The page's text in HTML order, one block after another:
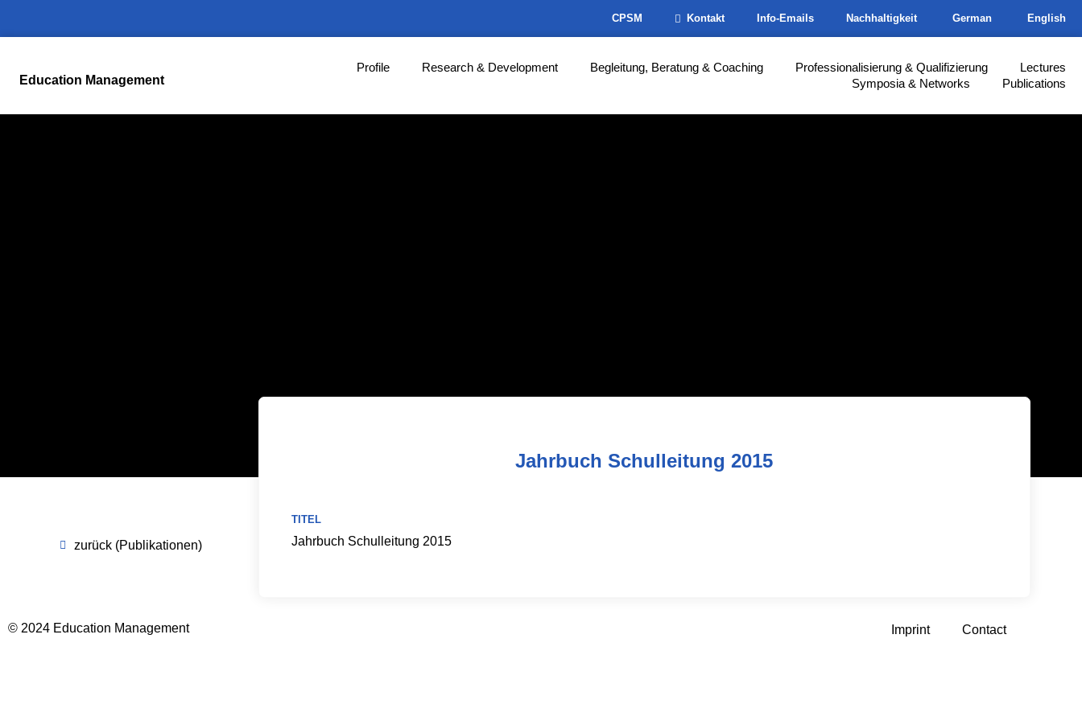
CPSM Kontakt Info-Emails Nachhaltigkeit German English
Education Management
Profile Research & Development Begleitung, Beratung & Coaching Professionalisierung & Qualifizierung
Lectures
Symposia & Networks
Publications
zurück (Publikationen)
Jahrbuch Schulleitung 2015
TITEL
Jahrbuch Schulleitung 2015
© 2024 Education Management Imprint Contact